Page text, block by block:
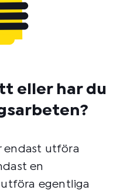
eller har du
endast utföra
en
egentliga